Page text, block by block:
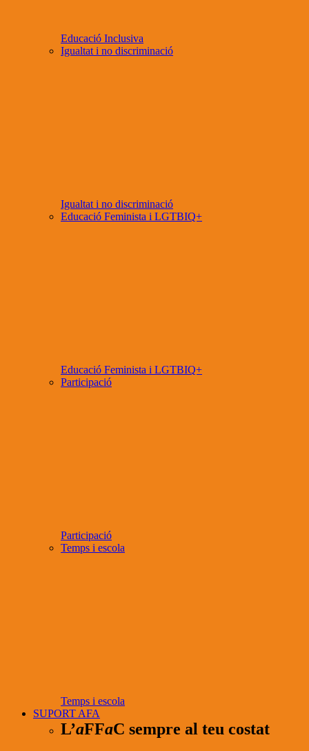
Educació Inclusiva
Igualtat i no discriminació
Igualtat i no discriminació
Educació Feminista i LGTBIQ+
Educació Feminista i LGTBIQ+
Participació
Participació
Temps i escola
Temps i escola
SUPORT AFA
L’aFFaC sempre al teu costat